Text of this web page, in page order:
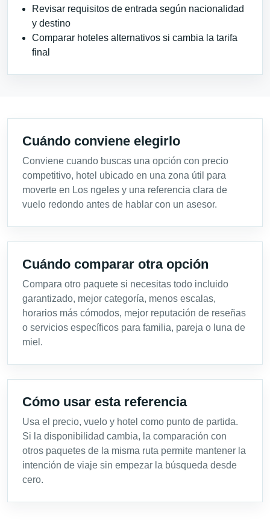
Revisar requisitos de entrada según nacionalidad
y destino
Comparar hoteles alternativos si cambia la tarifa
final
Cuándo conviene elegirlo
Conviene cuando buscas una opción con precio
competitivo, hotel ubicado en una zona útil para
moverte en Los ngeles y una referencia clara de
vuelo redondo antes de hablar con un asesor.
Cuándo comparar otra opción
Compara otro paquete si necesitas todo incluido
garantizado, mejor categoría, menos escalas,
horarios más cómodos, mejor reputación de reseñas
o servicios específicos para familia, pareja o luna de
miel.
Cómo usar esta referencia
Usa el precio, vuelo y hotel como punto de partida.
Si la disponibilidad cambia, la comparación con
otros paquetes de la misma ruta permite mantener la
intención de viaje sin empezar la búsqueda desde
cero.